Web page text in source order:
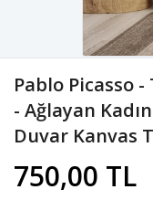
Pablo Picasso
- Ağlayan
Duvar Kanvas
750,00 TL